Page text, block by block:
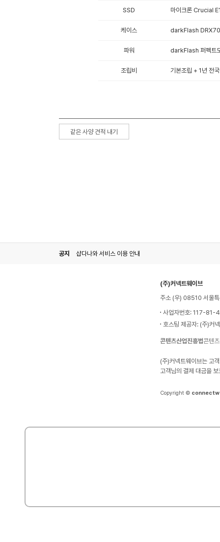
SSD 마이크론 Crucial
케이스 darkFlash DRX70
파워 darkFlash 퍼펙트
조립비 기본조립 + 1년 전
같은 사양 견적 내기
공지 샵다나와 서비스 이용 안내
(주)커넥트웨이브
주소 (우) 08510 서울
사업자번호: 117-81-
호스팅 제공자: (주)커
콘텐츠산업진흥법콘텐
(주)커넥트웨이브는 고
고객님의 결제 대금을
Copyright ©